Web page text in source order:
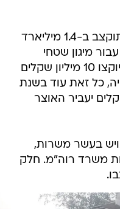
תכנית "מגן לצפון" תושלם, ותתוקצב ב-1.4 מיליארד
מיגון שטחי
החקלאות בישובים צמודי גדר יוקצו 10 מיליון שקלים
כל זאת עוד בשנת
מיליון שקלים יעביר האוצר
בעשר משרות,
משרד רוה"מ. חלק